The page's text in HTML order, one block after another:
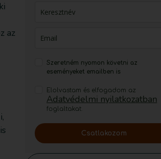
az
Szeretném nyomon követni az
eseményeket emailben is
Elolvastam és elfogadom az
Adatvédelmi nyilatkozatban
foglaltakat.
Csatlakozom